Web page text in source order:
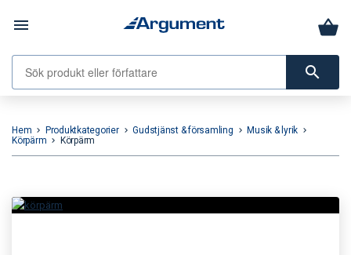
menu
search
Hem keyboard_arrow_right Produktkategorier keyboard_arrow_right Gudstjänst & församling keyboard_arrow_right Musik & lyrik keyboard_arrow_right
Körpärm keyboard_arrow_right Körpärm